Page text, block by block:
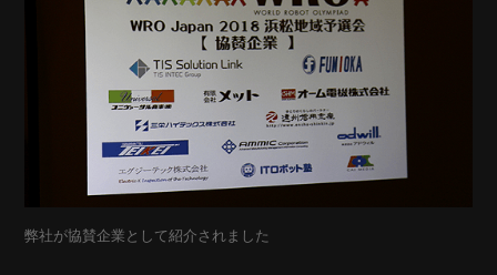
弊社が協賛企業として紹介されました